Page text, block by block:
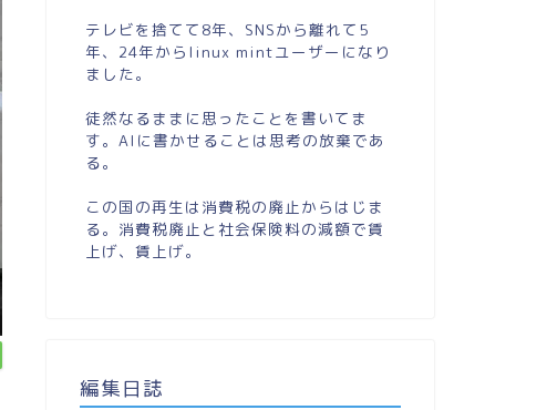
テレビを捨てて8年、SNSから離れて5
年、24年からlinux mintユーザーになり
ました。
徒然なるままに思ったことを書いてま
す。AIに書かせることは思考の放棄であ
る。
この国の再生は消費税の廃止からはじま
る。消費税廃止と社会保険料の減額で賃
上げ、賃上げ。
編集日誌